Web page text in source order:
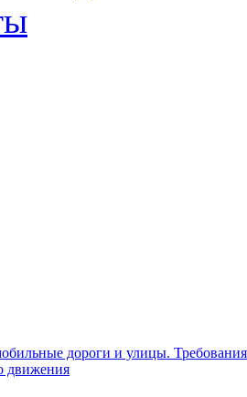
дороги и улицы.
движения